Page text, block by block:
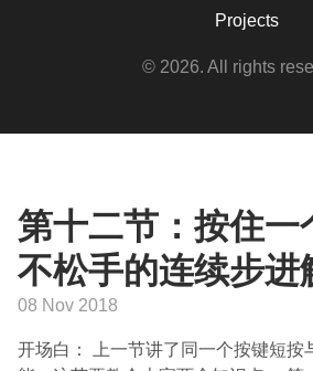
Projects
© 2026. All rights
第十二节：按住一
不松手的连续步进
08 Nov 2018
开场白： 上一节讲了同一个按键短按